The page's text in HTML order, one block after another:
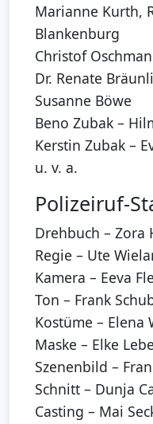
Marianne Kurth,
Blankenburg
Christof
Dr. Renate
Susanne Böwe
Beno Zubak –
Kerstin Zubak –
u. v. a.
Polizeiruf-
Drehbuch – Zora
Regie – Ute
Kamera – Eeva
Ton – Frank
Kostüme – Elena
Maske – Elke
Szenenbild –
Schnitt – Dunja
Casting – Mai